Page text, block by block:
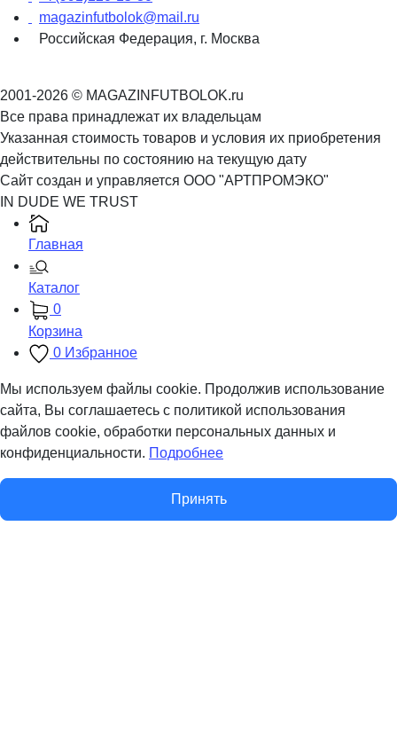
magazinfutbolok@mail.ru
Российская Федерация, г. Москва
2001-2026 © MAGAZINFUTBOLOK.ru
Все права принадлежат их владельцам
Указанная стоимость товаров и условия их приобретения
действительны по состоянию на текущую дату
Сайт создан и управляется ООО "АРТПРОМЭКО"
IN DUDE WE TRUST
Главная
Каталог
0
Корзина
0 Избранное
Мы используем файлы cookie. Продолжив использование
сайта, Вы соглашаетесь с политикой использования
файлов cookie, обработки персональных данных и
конфиденциальности. Подробнее
Принять